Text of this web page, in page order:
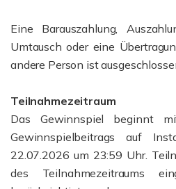
Eine Barauszahlung,
Umtausch oder eine
andere Person ist
Teilnahmezeitraum
Das Gewinnspiel beginnt
Gewinnspielbeitrags auf
22.07.2026 um 23:59 Uhr.
des Teilnahmezeitraums